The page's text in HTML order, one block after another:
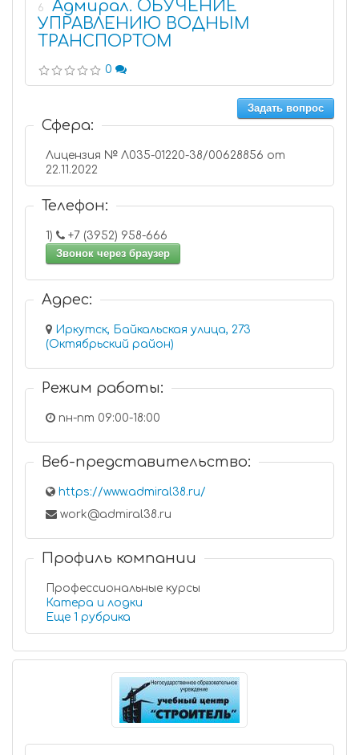
6
Адмирал. ОБУЧЕНИЕ
УПРАВЛЕНИЮ ВОДНЫМ
ТРАНСПОРТОМ
0
Задать вопрос
Сфера:
Лицензия № Л035-01220-38/00628856 от
22.11.2022
Телефон:
1)
+7 (3952) 958-666
Звонок через браузер
Адрес:
Иркутск, Байкальская улица, 273
(Октябрьский район)
Режим работы:
пн-пт 09:00-18:00
Веб-представительство:
https://www.admiral38.ru/
work@admiral38.ru
Профиль компании
Профессиональные курсы
Катера и лодки
Еще 1 рубрика